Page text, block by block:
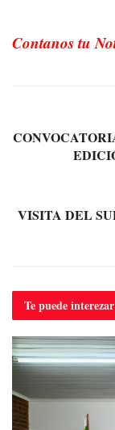
Contanos tu
VISITA DEL
Te puedeinterezar